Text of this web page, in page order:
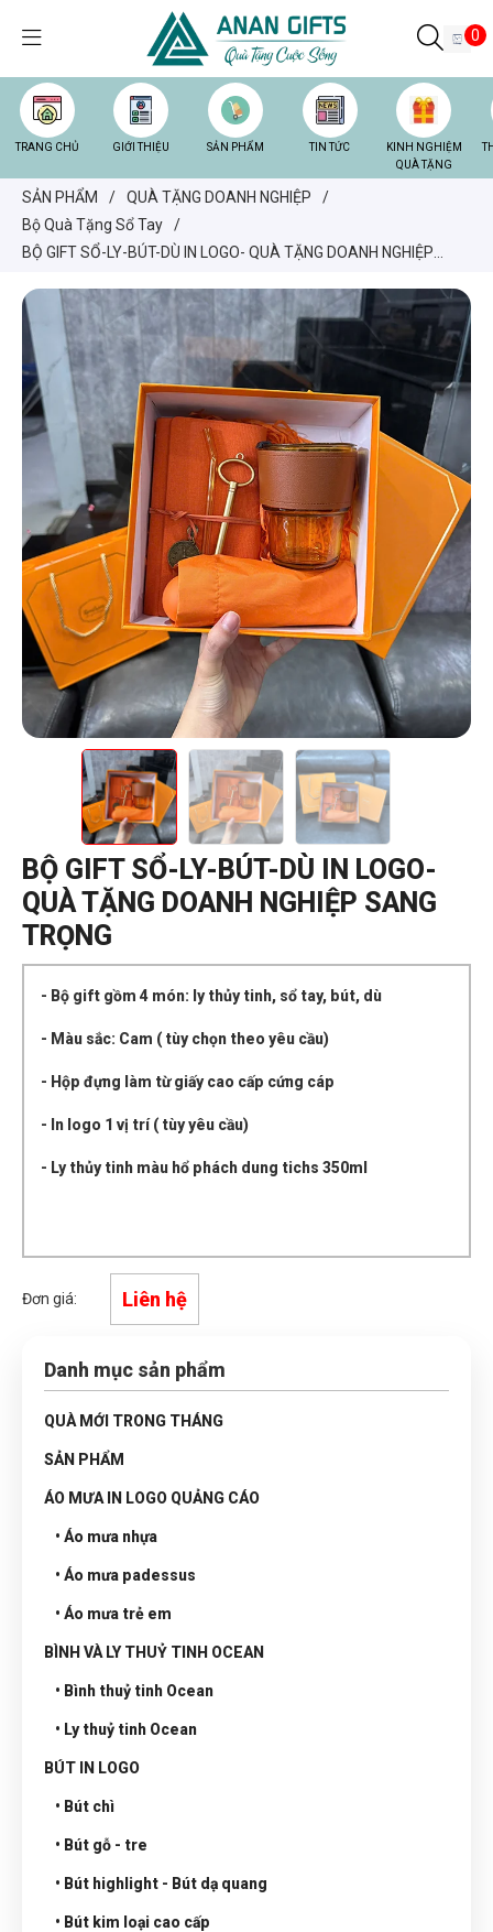
0
TRANG CHỦ GIỚI THIỆU SẢN PHẨM TIN TỨC
KINH NGHIỆM
QUÀ TẶNG
SẢN PHẨM / QUÀ TẶNG DOANH NGHIỆP
/
Bộ Quà Tặng Sổ Tay
/
BỘ GIFT SỔ-LY-BÚT-DÙ IN LOGO- QUÀ TẶNG DOANH NGHIỆP
BỘ GIFT SỔ-LY-BÚT-DÙ IN LOGO-
QUÀ TẶNG DOANH NGHIỆP SANG
TRỌNG
- Bộ gift gồm 4 món: ly thủy tinh, sổ tay, bút, dù
- Màu sắc: Cam ( tùy chọn theo yêu cầu)
- Hộp đựng làm từ giấy cao cấp cứng cáp
- In logo 1 vị trí ( tùy yêu cầu)
- Ly thủy tinh màu hổ phách dung tichs 350ml
Đơn giá: Liên hệ
Danh mục sản phẩm
QUÀ MỚI TRONG THÁNG
SẢN PHẨM
ÁO MƯA IN LOGO QUẢNG CÁO
• Áo mưa nhựa
• Áo mưa padessus
• Áo mưa trẻ em
BÌNH VÀ LY THUỶ TINH OCEAN
• Bình thuỷ tinh Ocean
• Ly thuỷ tinh Ocean
BÚT IN LOGO
• Bút chì
• Bút gỗ - tre
• Bút highlight - Bút dạ quang
• Bút kim loại cao cấp